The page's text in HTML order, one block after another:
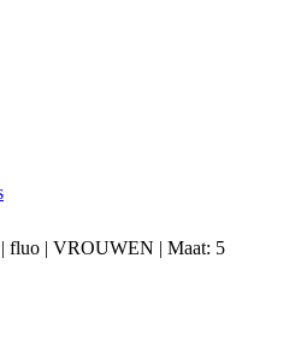
fluo | VROUWEN | Maat: 5